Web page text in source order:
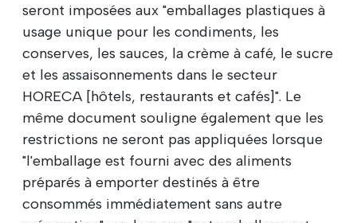
seront imposées aux "emballages plastiques à
usage unique pour les condiments, les
conserves, les sauces, la crème à café, le sucre
et les assaisonnements dans le secteur
HORECA [hôtels, restaurants et cafés]". Le
même document souligne également que les
restrictions ne seront pas appliquées lorsque
"l'emballage est fourni avec des aliments
préparés à emporter destinés à être
consommés immédiatement sans autre